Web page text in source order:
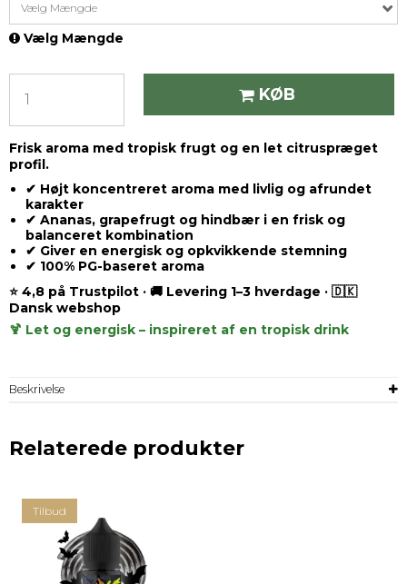
Vælg Mængde
Vælg Mængde
KØB
Frisk aroma med tropisk frugt og en let citruspræget
profil.
✔ Højt koncentreret aroma med livlig og afrundet
karakter
✔ Ananas, grapefrugt og hindbær i en frisk og
balanceret kombination
✔ Giver en energisk og opkvikkende stemning
✔ 100% PG-baseret aroma
⭐ 4,8 på Trustpilot · 🚚 Levering 1–3 hverdage · 🇩🇰
Dansk webshop
🍹 Let og energisk – inspireret af en tropisk drink
Beskrivelse
Relaterede produkter
Tilbud